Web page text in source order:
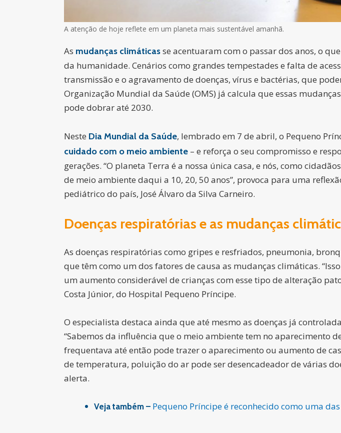
A atenção de hoje reflete em um planeta mais sustentável amanhã.
As mudanças climáticasse acentuaram com o passar dos anos, o
da humanidade. Cenários como grandes tempestades e falta de
transmissão e o agravamento de doenças, vírus e bactérias, que
Organização Mundial da Saúde (OMS) já calcula que essas
pode dobrar até 2030.
Neste Dia Mundial da Saúde, lembrado em 7 de abril, o Pequeno
cuidado com o meio ambiente – e reforça o seu compromisso e
gerações. “O planeta Terra é a nossa única casa, e nós, como
de meio ambiente daqui a 10, 20, 50 anos”, provoca para uma
pediátrico do país, José Álvaro da Silva Carneiro.
Doenças respiratórias e as mudanças
As doenças respiratórias como gripes e resfriados, pneumonia,
que têm como um dos fatores de causa as mudanças climáticas.
um aumento considerável de crianças com esse tipo de alteração
Costa Júnior, do Hospital Pequeno Príncipe.
O especialista destaca ainda que até mesmo as doenças já
“Sabemos da influência que o meio ambiente tem no aparecimento
frequentava até então pode trazer o aparecimento ou aumento de
de temperatura, poluição do ar pode ser desencadeador de várias
alerta.
Veja também – Pequeno Príncipe é reconhecido como uma